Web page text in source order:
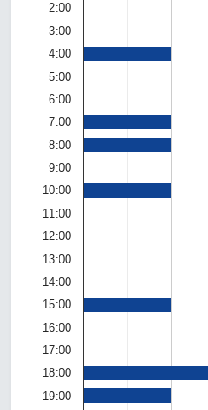
2:00
3:00
4:00
5:00
6:00
7:00
8:00
9:00
10:00
11:00
12:00
13:00
14:00
15:00
16:00
17:00
18:00
19:00